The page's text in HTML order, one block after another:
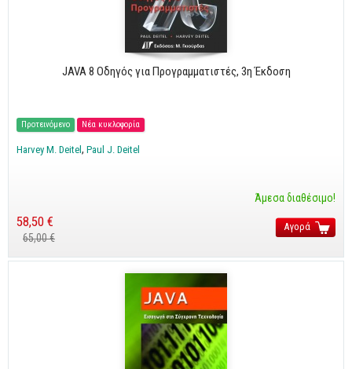
Γραφικά
Photoshop
JAVA 8 Οδηγός για Προγραμματιστές, 3η Έκδοση
Προτεινόμενο Νέα κυκλοφορία
Harvey M. Deitel Paul J. Deitel
Άμεσα διαθέσιμο!
58,50 €
65,00 €
Αγορά